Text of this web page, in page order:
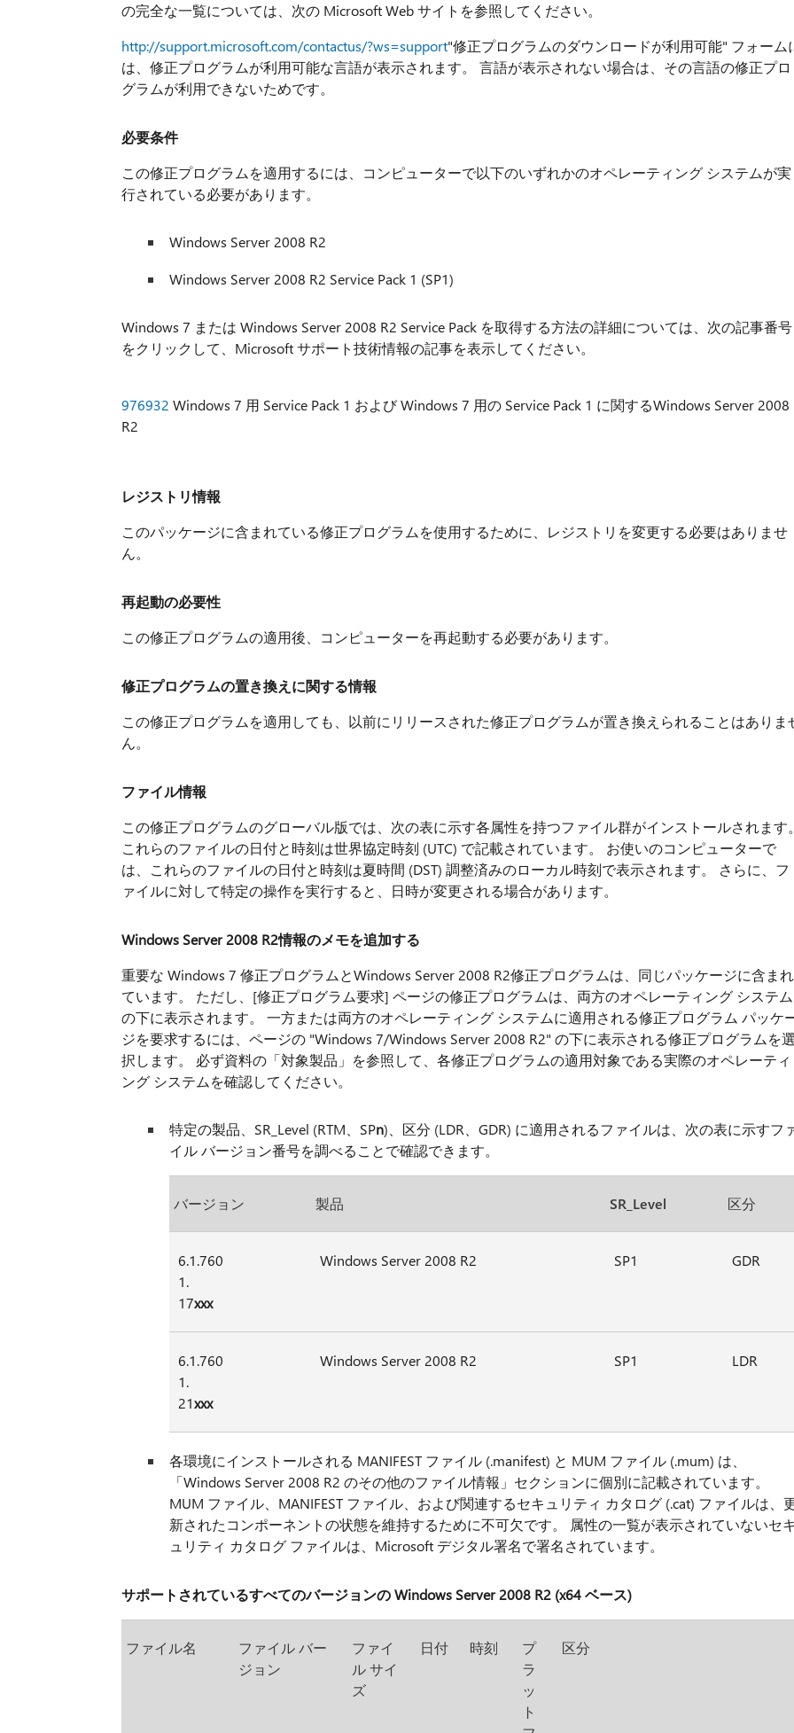
の完全な一覧については、次の Microsoft Web サイトを参照してください。
http://support.microsoft.com/contactus/?ws=support"修正プログラムのダウンロードが利用可能" フォーム
は、修正プログラムが利用可能な言語が表示されます。 言語が表示されない場合は、その言語の修正プロ
グラムが利用できないためです。
必要条件
この修正プログラムを適用するには、コンピューターで以下のいずれかのオペレーティング システムが実
行されている必要があります。
Windows Server 2008 R2
Windows Server 2008 R2 Service Pack 1 (SP1)
Windows 7 または Windows Server 2008 R2 Service Pack を取得する方法の詳細については、次の記事番号
をクリックして、Microsoft サポート技術情報の記事を表示してください。
976932 Windows 7 用 Service Pack 1 および Windows 7 用の Service Pack 1 に関するWindows Server 2008
R2
レジストリ情報
このパッケージに含まれている修正プログラムを使用するために、レジストリを変更する必要はありませ
ん。
再起動の必要性
この修正プログラムの適用後、コンピューターを再起動する必要があります。
修正プログラムの置き換えに関する情報
この修正プログラムを適用しても、以前にリリースされた修正プログラムが置き換えられることはありま
ん。
ファイル情報
この修正プログラムのグローバル版では、次の表に示す各属性を持つファイル群がインストールされます
これらのファイルの日付と時刻は世界協定時刻 (UTC) で記載されています。 お使いのコンピューターで
は、これらのファイルの日付と時刻は夏時間 (DST) 調整済みのローカル時刻で表示されます。 さらに、フ
ァイルに対して特定の操作を実行すると、日時が変更される場合があります。
Windows Server 2008 R2情報のメモを追加する
重要な Windows 7 修正プログラムとWindows Server 2008 R2修正プログラムは、同じパッケージに含まれ
ています。 ただし、[修正プログラム要求] ページの修正プログラムは、両方のオペレーティング システム
の下に表示されます。 一方または両方のオペレーティング システムに適用される修正プログラム パッケ
ジを要求するには、ページの "Windows 7/Windows Server 2008 R2" の下に表示される修正プログラムを
択します。 必ず資料の「対象製品」を参照して、各修正プログラムの適用対象である実際のオペレーティ
ング システムを確認してください。
特定の製品、SR_Level (RTM、SPn)、区分 (LDR、GDR) に適用されるファイルは、次の表に示すフ
イル バージョン番号を調べることで確認できます。
バージョン 製品 SR_Level 区分
6.1.760
1.
17xxx
Windows Server 2008 R2 SP1 GDR
6.1.760
1.
21xxx
Windows Server 2008 R2 SP1 LDR
各環境にインストールされる MANIFEST ファイル (.manifest) と MUM ファイル (.mum) は、
「Windows Server 2008 R2 のその他のファイル情報」セクションに個別に記載されています。
MUM ファイル、MANIFEST ファイル、および関連するセキュリティ カタログ (.cat) ファイルは、
新されたコンポーネントの状態を維持するために不可欠です。 属性の一覧が表示されていないセ
ュリティ カタログ ファイルは、Microsoft デジタル署名で署名されています。
サポートされているすべてのバージョンの Windows Server 2008 R2 (x64 ベース)
ファイル名
ファイル バー
ジョン
ファイ
ル サイ
ズ
日付 時刻
プ
ラ
ッ
ト
区分